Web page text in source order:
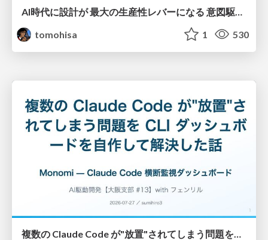
tomohisa
1 530
複数の Claude Code が"放置"されてしまう問題をCLI ダッシュボードを自作して解決した話